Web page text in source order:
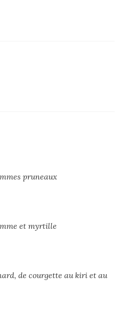
pruneaux
et myrtille
de courgette au kiri et au